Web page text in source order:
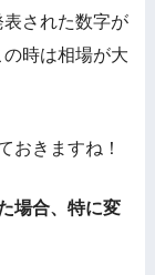
された数字が
の時は相場が大
おきますね！
場合、特に変